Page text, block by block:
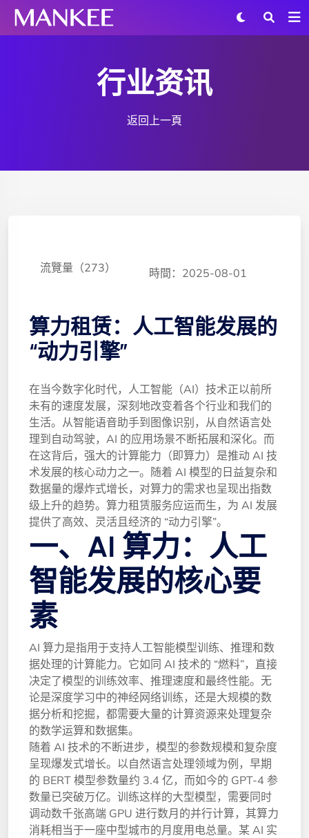
行业资讯
返回上一頁
流覽量（273） 時間：2025-08-01
算力租赁：人工智能发展的
“动力引擎”
在当今数字化时代，人工智能（AI）技术正以前所
未有的速度发展，深刻地改变着各个行业和我们的
生活。从智能语音助手到图像识别，从自然语言处
理到自动驾驶，AI 的应用场景不断拓展和深化。而
在这背后，强大的计算能力（即算力）是推动 AI 技
术发展的核心动力之一。随着 AI 模型的日益复杂和
数据量的爆炸式增长，对算力的需求也呈现出指数
级上升的趋势。算力租赁服务应运而生，为 AI 发展
提供了高效、灵活且经济的 “动力引擎”。
一、AI 算力：人工
智能发展的核心要
素
AI 算力是指用于支持人工智能模型训练、推理和数
据处理的计算能力。它如同 AI 技术的 “燃料”，直接
决定了模型的训练效率、推理速度和最终性能。无
论是深度学习中的神经网络训练，还是大规模的数
据分析和挖掘，都需要大量的计算资源来处理复杂
的数学运算和数据集。
随着 AI 技术的不断进步，模型的参数规模和复杂度
呈现爆发式增长。以自然语言处理领域为例，早期
的 BERT 模型参数量约 3.4 亿，而如今的 GPT-4 参
数量已突破万亿。训练这样的大型模型，需要同时
调动数千张高端 GPU 进行数月的并行计算，其算力
消耗相当于一座中型城市的月度用电总量。某 AI 实